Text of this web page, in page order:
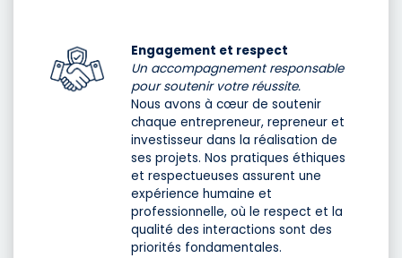
Engagement et respect
Un accompagnement responsable
pour soutenir votre réussite.
Nous avons à cœur de soutenir
chaque entrepreneur, repreneur et
investisseur dans la réalisation de
ses projets. Nos pratiques éthiques
et respectueuses assurent une
expérience humaine et
professionnelle, où le respect et la
qualité des interactions sont des
priorités fondamentales.